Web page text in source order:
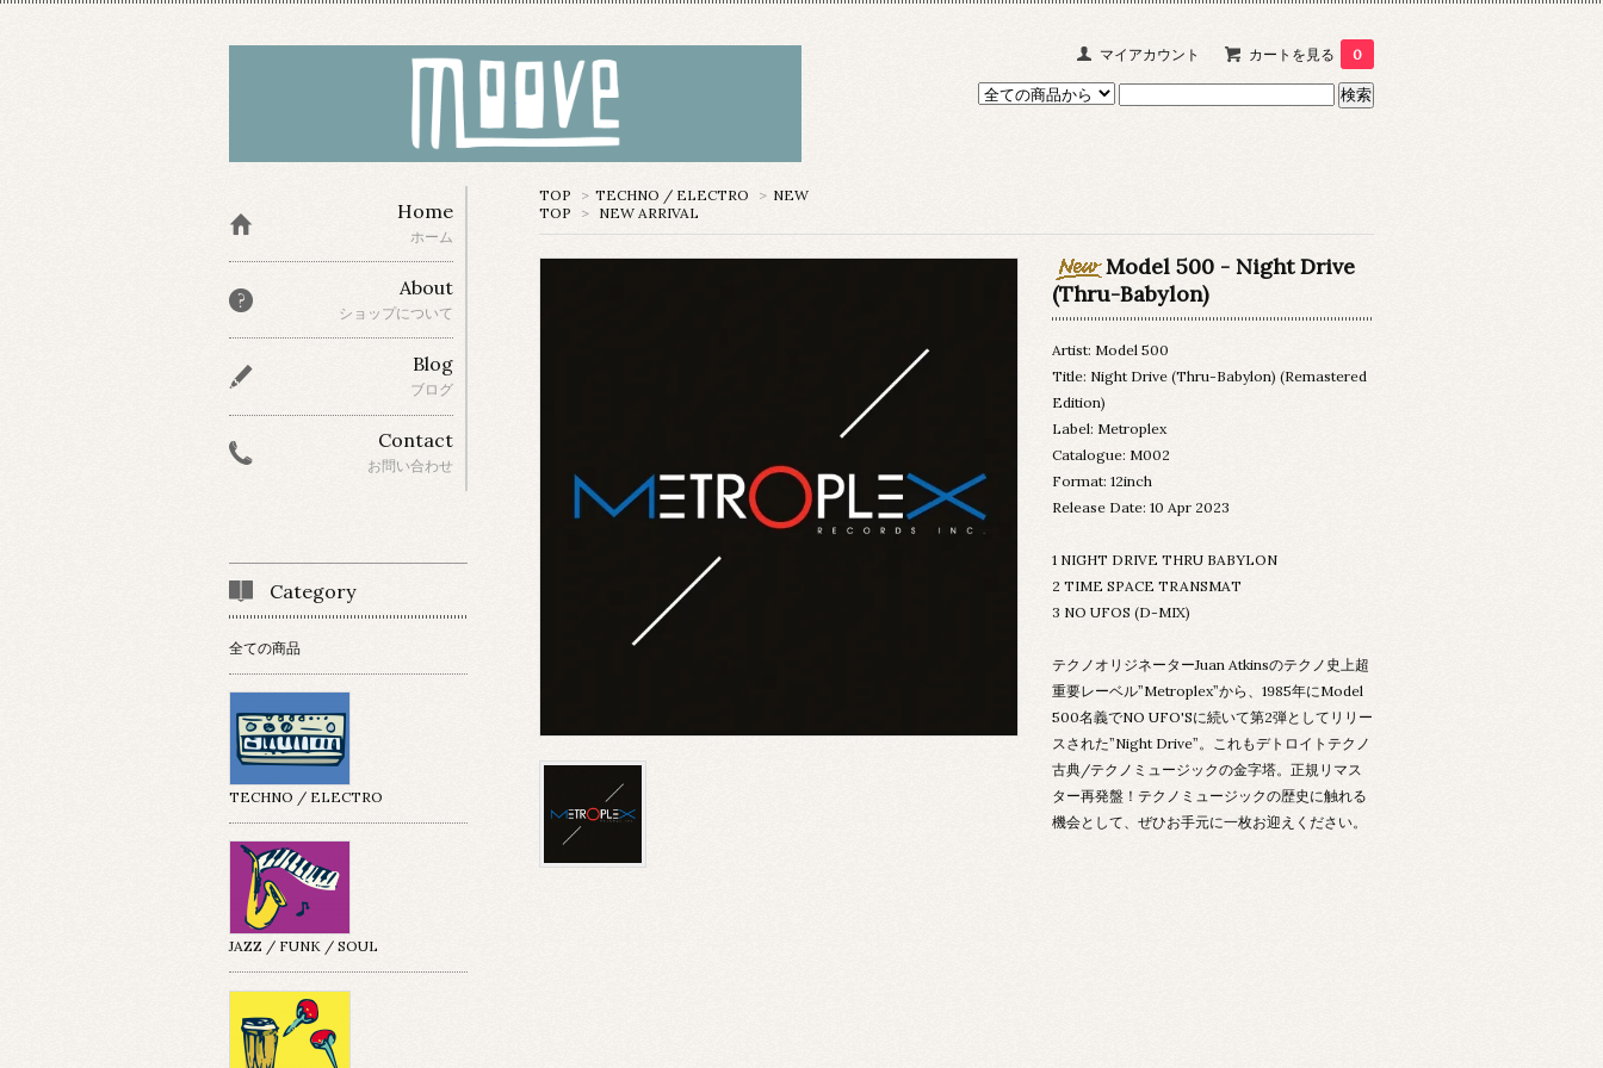
マイアカウント カートを見る 0
TOP > TECHNO / ELECTRO > NEW
TOP
> NEW ARRIVAL
Model 500 - Night Drive
(Thru-Babylon)
Artist: Model 500
Title: Night Drive (Thru-Babylon) (Remastered
Edition)
Label: Metroplex
Catalogue: M002
Format: 12inch
Release Date: 10 Apr 2023
1 NIGHT DRIVE THRU BABYLON
2 TIME SPACE TRANSMAT
3 NO UFOS (D-MIX)
テクノオリジネーターJuan Atkinsのテクノ史上超
重要レーベル”Metroplex”から、1985年にModel
500名義でNO UFO'Sに続いて第2弾としてリリー
スされた”Night Drive”。これもデトロイトテクノ
古典/テクノミュージックの金字塔。正規リマス
ター再発盤！テクノミュージックの歴史に触れる
機会として、ぜひお手元に一枚お迎えください。
Home
ホーム
About
ショップについて
Blog
ブログ
Contact
お問い合わせ
Category
全ての商品
TECHNO / ELECTRO
JAZZ / FUNK / SOUL